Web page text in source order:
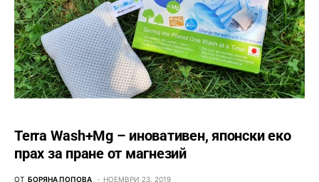
Terra Wash+Mg – иновативен, японски еко
прах за пране от магнезий
ОТ БОРЯНА ПОПОВА НОЕМВРИ 23, 2019